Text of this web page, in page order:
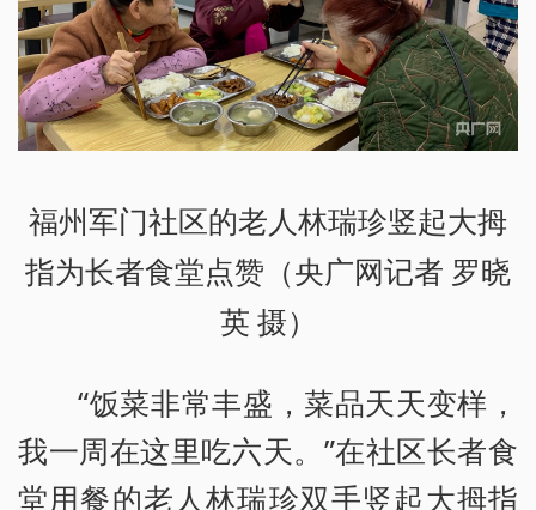
福州军门社区的老人林瑞珍竖起大拇
指为长者食堂点赞（央广网记者 罗晓
英 摄）
“饭菜非常丰盛，菜品天天变样，
我一周在这里吃六天。”在社区长者食
堂用餐的老人林瑞珍双手竖起大拇指